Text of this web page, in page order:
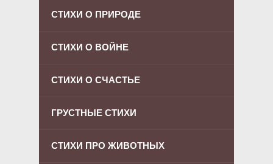
СТИХИ О ПРИРОДЕ
СТИХИ О ВОЙНЕ
СТИХИ О СЧАСТЬЕ
ГРУСТНЫЕ СТИХИ
СТИХИ ПРО ЖИВОТНЫХ